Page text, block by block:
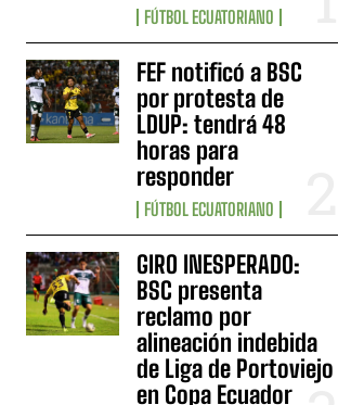
FÚTBOL ECUATORIANO
FEF notificó a BSC
por protesta de
LDUP: tendrá 48
horas para
responder
FÚTBOL ECUATORIANO
GIRO INESPERADO:
BSC presenta
reclamo por
alineación indebida
de Liga de Portoviejo
en Copa Ecuador